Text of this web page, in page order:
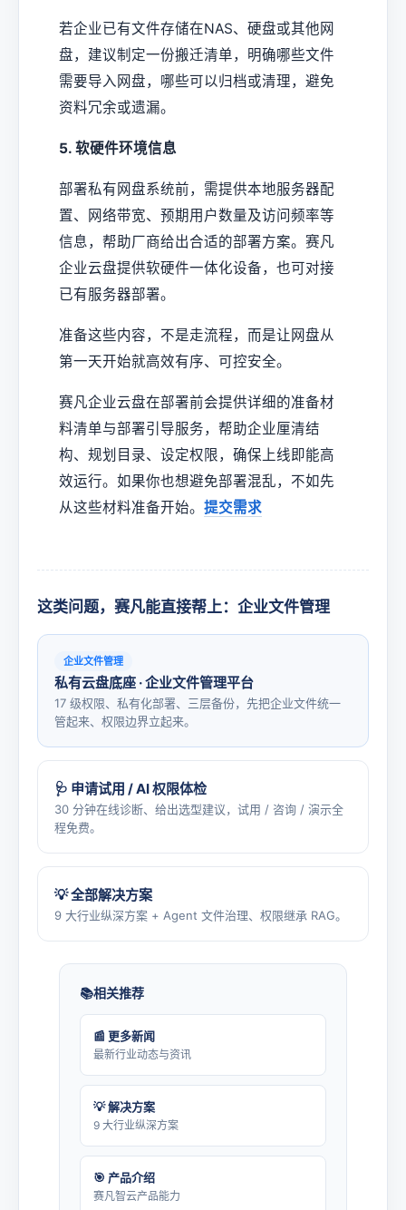
若企业已有文件存储在NAS、硬盘或其他网
盘，建议制定一份搬迁清单，明确哪些文件
需要导入网盘，哪些可以归档或清理，避免
资料冗余或遗漏。
5. 软硬件环境信息
部署私有网盘系统前，需提供本地服务器配
置、网络带宽、预期用户数量及访问频率等
信息，帮助厂商给出合适的部署方案。赛凡
企业云盘提供软硬件一体化设备，也可对接
已有服务器部署。
准备这些内容，不是走流程，而是让网盘从
第一天开始就高效有序、可控安全。
赛凡企业云盘在部署前会提供详细的准备材
料清单与部署引导服务，帮助企业厘清结
构、规划目录、设定权限，确保上线即能高
效运行。如果你也想避免部署混乱，不如先
从这些材料准备开始。 提交需求
这类问题，赛凡能直接帮上：企业文件管理
企业文件管理
私有云盘底座 · 企业文件管理平台
17 级权限、私有化部署、三层备份，先把企业文件统一
管起来、权限边界立起来。
🩺 申请试用 / AI 权限体检
30 分钟在线诊断、给出选型建议，试用 / 咨询 / 演示全
程免费。
💡 全部解决方案
9 大行业纵深方案 + Agent 文件治理、权限继承 RAG。
相关推荐
📰 更多新闻
最新行业动态与资讯
💡 解决方案
9 大行业纵深方案
🎯 产品介绍
赛凡智云产品能力